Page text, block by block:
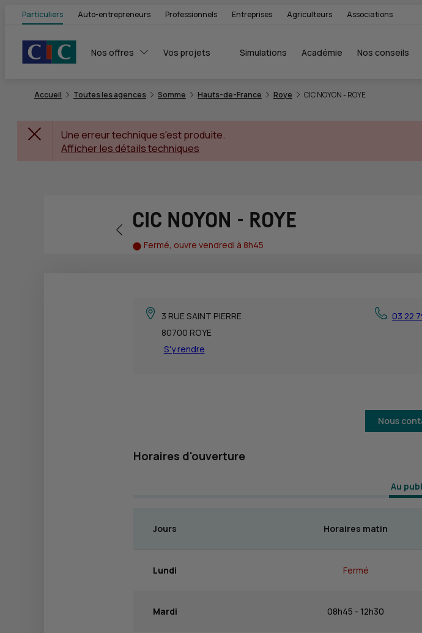
Particuliers Auto-entrepreneurs Professionnels Entreprises Agriculteurs Associations
Nos offres Vos projets Simulations Académie Nos conseils
Accueil Toutes les agences Somme Hauts-de-France Roye CIC NOYON - ROYE
Une erreur technique s'est produite.
Afficher les détails techniques
Retour vers la page précédente
CIC NOYON - ROYE
Fermé, ouvre vendredi à 8h45
3 RUE SAINT PIERRE
80700 ROYE
S'y rendre
03 22
Nous
Horaires d'ouverture
Au
Jours Horaires matin
Lundi Fermé
Mardi 08h45 - 12h30